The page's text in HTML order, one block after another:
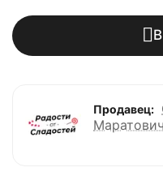
Продавец: